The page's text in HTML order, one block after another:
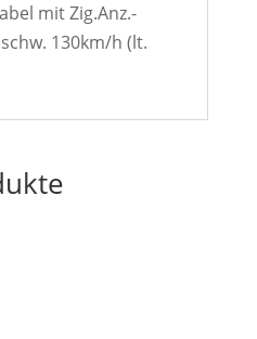
mit Zig.Anz.-
130km/h (lt.